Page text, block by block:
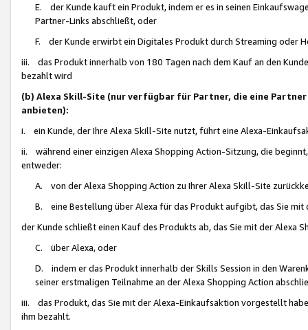
E. der Kunde kauft ein Produkt, indem er es in seinen
Partner-Links abschließt, oder
F. der Kunde erwirbt ein Digitales Produkt durch Streaming oder
iii. das Produkt innerhalb von 180 Tagen nach dem Kauf an den
bezahlt wird
(b) Alexa Skill-Site (nur verfügbar für Partner, die eine
anbieten):
i. ein Kunde, der Ihre Alexa Skill-Site nutzt, führt eine Alexa-
ii. während einer einzigen Alexa Shopping Action-Sitzung, die
entweder:
A. von der Alexa Shopping Action zu Ihrer Alexa Skill-Site
B. eine Bestellung über Alexa für das Produkt aufgibt, das Sie mit
der Kunde schließt einen Kauf des Produkts ab, das Sie mit der Alexa
C. über Alexa, oder
D. indem er das Produkt innerhalb der Skills Session in den
seiner erstmaligen Teilnahme an der Alexa Shopping Action
iii. das Produkt, das Sie mit der Alexa-Einkaufsaktion vorgestellt
ihm bezahlt.